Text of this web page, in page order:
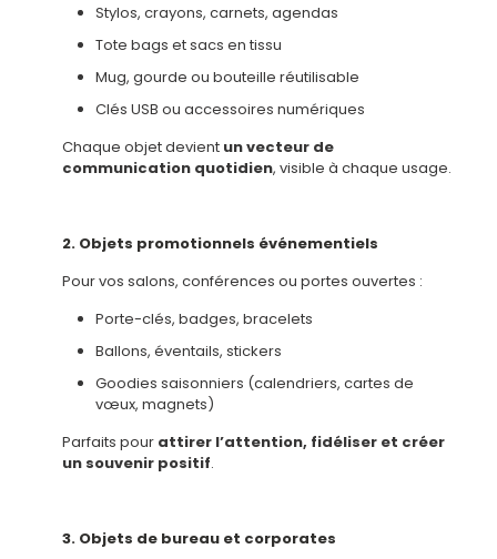
Stylos, crayons, carnets, agendas
Tote bags et sacs en tissu
Mug, gourde ou bouteille réutilisable
Clés USB ou accessoires numériques
Chaque objet devient un vecteur de
communication quotidien, visible à chaque usage.
2. Objets promotionnels événementiels
Pour vos salons, conférences ou portes ouvertes :
Porte-clés, badges, bracelets
Ballons, éventails, stickers
Goodies saisonniers (calendriers, cartes de
vœux, magnets)
Parfaits pour attirer l’attention, fidéliser et créer
un souvenir positif.
3. Objets de bureau et corporates